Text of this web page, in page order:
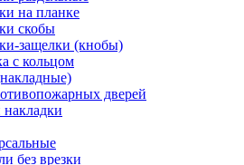
на планке
скобы
защелки (кнобы)
с кольцом
дверей
без врезки